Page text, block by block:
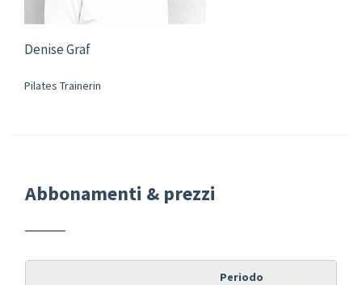
Denise Graf
Pilates Trainerin
Abbonamenti & prezzi
Periodo